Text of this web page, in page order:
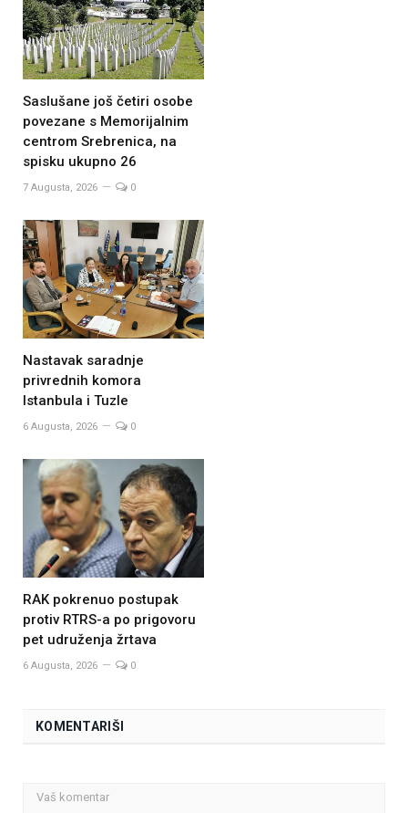
Saslušane još četiri osobe
povezane s Memorijalnim
centrom Srebrenica, na
spisku ukupno 26
7 Augusta, 2026 0
Nastavak saradnje
privrednih komora
Istanbula i Tuzle
6 Augusta, 2026 0
RAK pokrenuo postupak
protiv RTRS-a po prigovoru
pet udruženja žrtava
6 Augusta, 2026 0
KOMENTARIŠI